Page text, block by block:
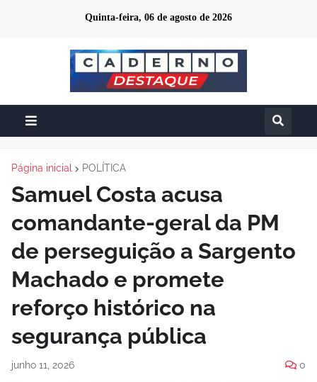
Quinta-feira, 06 de agosto de 2026
Página inicial POLÍTICA
Samuel Costa acusa
comandante-geral da PM
de perseguição a Sargento
Machado e promete
reforço histórico na
segurança pública
junho 11, 2026 0